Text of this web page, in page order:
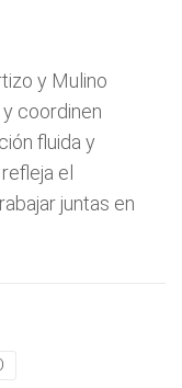
y Mulino
coordinen
fluida y
el
juntas en